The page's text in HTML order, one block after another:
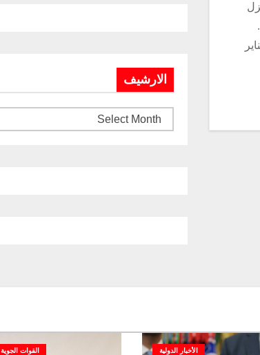
يناير
الارشيف
الأخبار الدولية القوات الجوية